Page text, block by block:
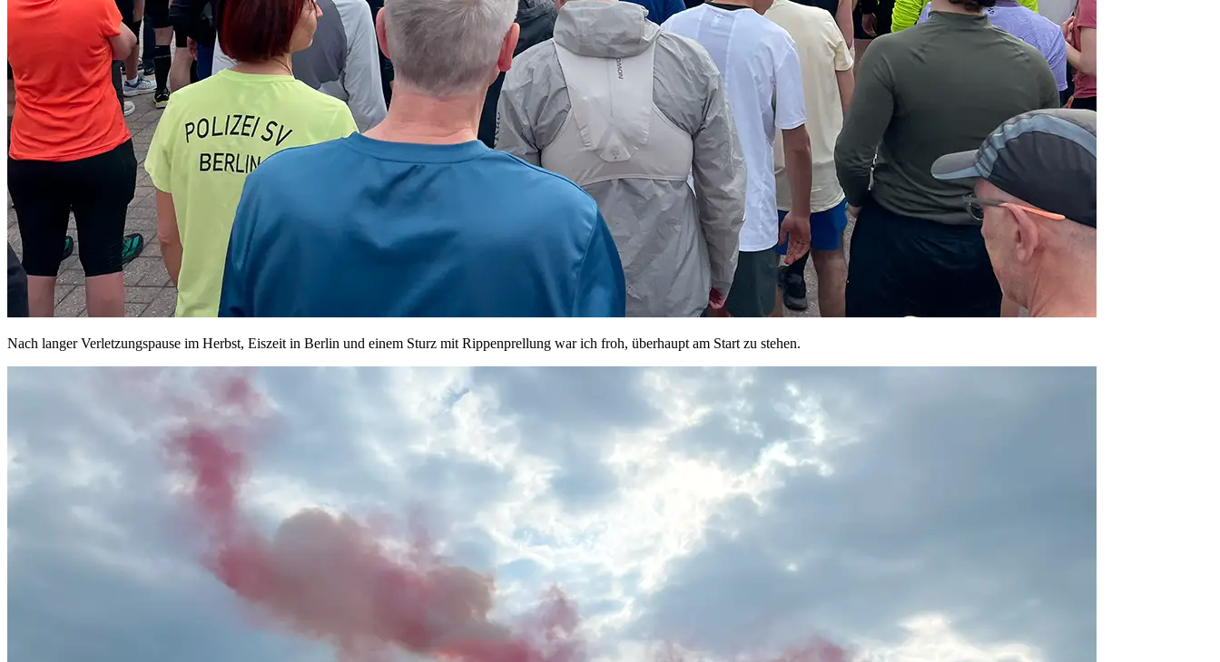
Nach langer Verletzungspause im Herbst, Eiszeit in Berlin und einem Sturz mit Rippenprellung war ich froh, überhaupt am Start zu stehen.